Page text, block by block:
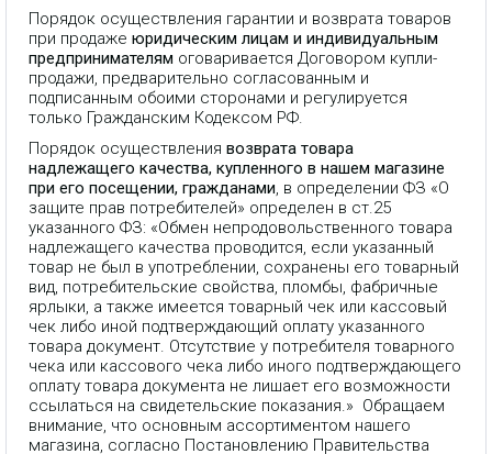
Порядок осуществления гарантии и возврата товаров
при продаже юридическим лицам и индивидуальным
предпринимателям оговаривается Договором купли-
продажи, предварительно согласованным и
подписанным обоими сторонами и регулируется
только Гражданским Кодексом РФ.
Порядок осуществления возврата товара
надлежащего качества, купленного в нашем магазине
при его посещении, гражданами, в определении ФЗ «О
защите прав потребителей» определен в ст.25
указанного ФЗ: «Обмен непродовольственного товара
надлежащего качества проводится, если указанный
товар не был в употреблении, сохранены его товарный
вид, потребительские свойства, пломбы, фабричные
ярлыки, а также имеется товарный чек или кассовый
чек либо иной подтверждающий оплату указанного
товара документ. Отсутствие у потребителя товарного
чека или кассового чека либо иного подтверждающего
оплату товара документа не лишает его возможности
ссылаться на свидетельские показания.» Обращаем
внимание, что основным ассортиментом нашего
магазина, согласно Постановлению Правительства